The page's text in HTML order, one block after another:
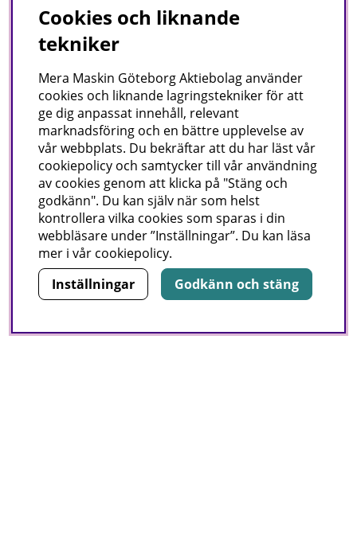
Cookies och liknande
tekniker
Mera Maskin Göteborg Aktiebolaganvänder
cookies och liknande lagringstekniker för att
ge dig anpassat innehåll, relevant
marknadsföring och en bättre upplevelse av
vår webbplats. Du bekräftar att du har läst vår
cookiepolicy och samtycker till vår användning
av cookies genom att klicka på "Stäng och
godkänn". Du kan själv när som helst
kontrollera vilka cookies som sparas i din
webbläsare under ”Inställningar”. Du kan läsa
mer i vår cookiepolicy.
Inställningar
Godkänn och stäng